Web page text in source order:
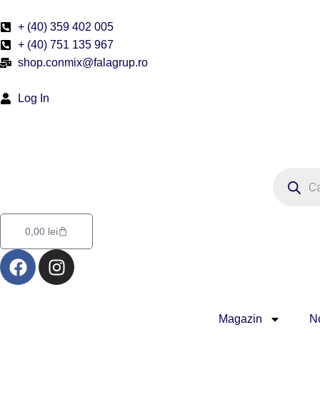
to
content
+ (40) 359 402 005
+ (40) 751 135 967
shop.conmix@falagrup.ro
Log In
0,00 leiCart
F
a
I
n
Magazin